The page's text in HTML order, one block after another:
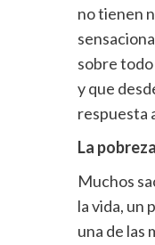
no tienen
sobre
y que
respuesta
La
Muchos
la vida, un
una de las